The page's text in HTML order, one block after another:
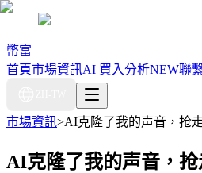
幣富
首頁市場資訊AI 買入分析NEW聯
市場資訊>AI克隆了我的声音，抢
AI克隆了我的声音，